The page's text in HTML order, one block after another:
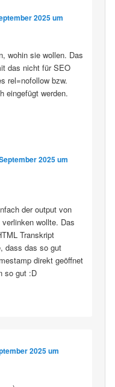
2025 um
wohin sie wollen. Das
das nicht für SEO
rel=nofollow bzw.
eingefügt werden.
2025 um
der output von
wollte. Das
Transkript
dass das so gut
direkt geöffnet
so gut :D
2025 um